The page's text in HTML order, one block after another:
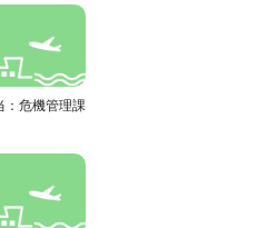
：危機管理課